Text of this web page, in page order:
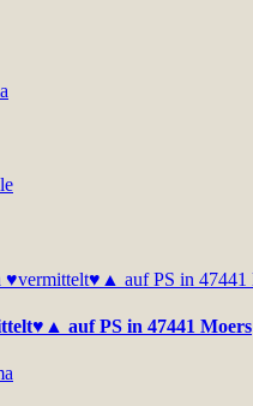
auf PS in 47441 Moers